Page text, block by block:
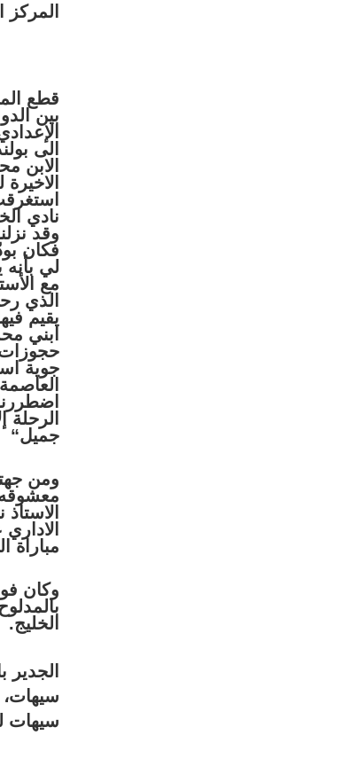
المركز
بين
الى
الابن
نادي
فكان
لي
مع
الذي
يقيم
ابني
حجوزات
جوية
جميل“
ومن
معشوقه
مباراة
وكان
الخليج.
سيهات